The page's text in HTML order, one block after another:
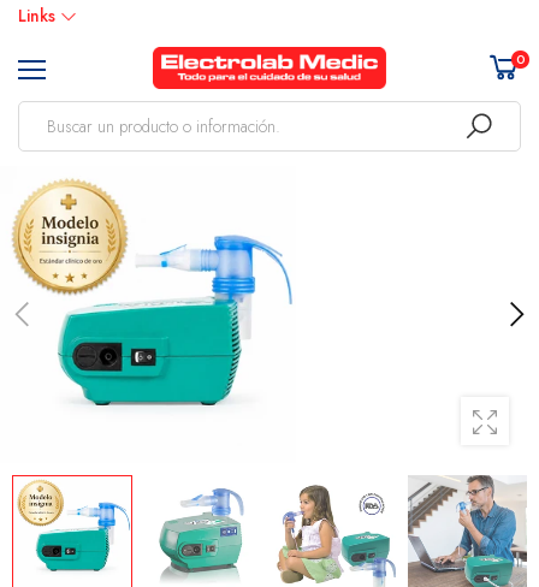
Links
0